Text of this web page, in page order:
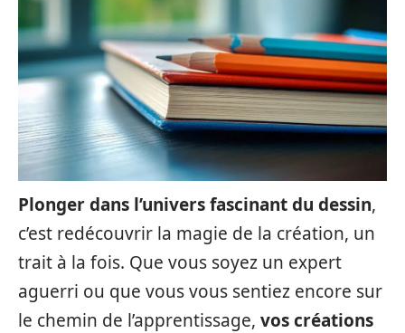
Plonger dans l’univers fascinant du dessin,
c’est redécouvrir la magie de la création, un
trait à la fois. Que vous soyez un expert
aguerri ou que vous vous sentiez encore sur
le chemin de l’apprentissage, vos créations